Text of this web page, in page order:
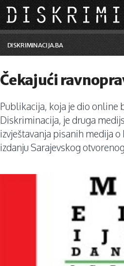
Skip to main content
DISKRIMINACIJA.BA
Vijesti i događaji
Aktuelne teme
Kolumne
Lične priče
Čekajući
Publikacija, koja je dio
Diskriminacija, je druga
izvještavanja pisanih medija o
izdanju Sarajevskog